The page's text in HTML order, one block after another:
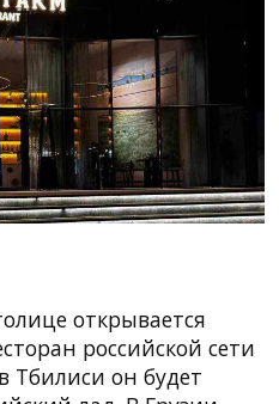
открывается
российской сети
Тбилиси он будет